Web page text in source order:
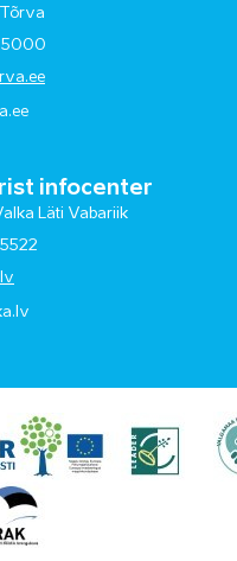
Tõrva
5000
infocenter
Läti Vabariik